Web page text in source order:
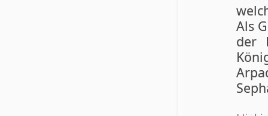
Als
der